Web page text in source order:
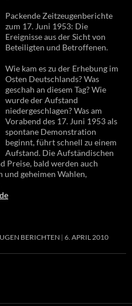
Packende Zeitzeugenberichte
zum 17. Juni 1953: Die
Ereignisse aus der Sicht von
Beteiligten und Betroffenen.
Wie kam es zu der Erhebung im
Osten Deutschlands? Was
geschah an diesem Tag? Wie
wurde der Aufstand
niedergeschlagen? Was am
Vorabend des 17. Juni 1953 als
spontane Demonstration
beginnt, führt schnell zu einem
Aufstand. Die Aufständischen
Preise, bald werden auch
geheimen Wahlen,
BERICHTEN 6. APRIL 2010